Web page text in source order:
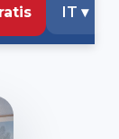
IT ▾